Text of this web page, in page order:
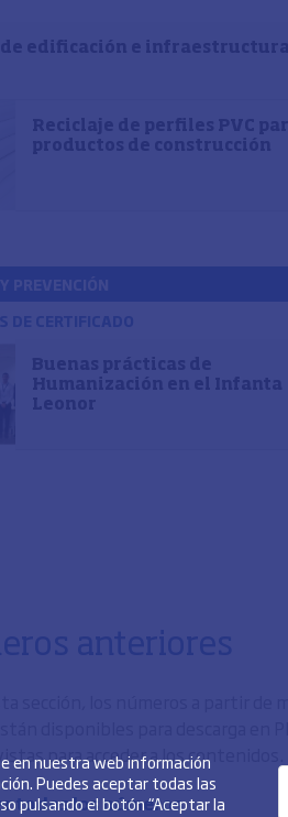
en nuestra web información
Puedes aceptar todas las
pulsando el botón “Aceptar la
para acceder a los contenidos.
todos los números